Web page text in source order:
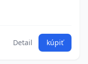
Detail kúpiť